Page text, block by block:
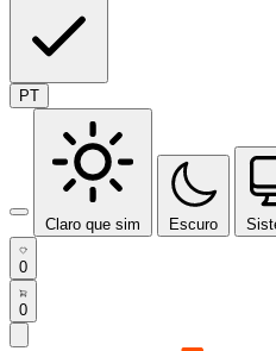
PT
Claro que sim Escuro
0
0